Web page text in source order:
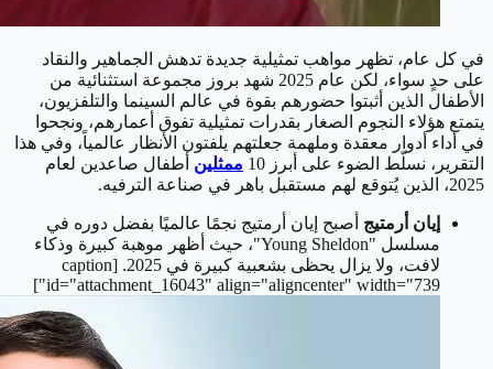
في كل عام، تظهر مواهب تمثيلية جديدة تدهش الجماهير والنقاد
على حدٍ سواء، لكن عام 2025 شهد بروز مجموعة استثنائية من
الأطفال الذين أثبتوا حضورهم بقوة في عالم السينما والتلفزيون،
يتمتع هؤلاء النجوم الصغار بقدرات تمثيلية تفوق أعمارهم، ونجحوا
في أداء أدوار معقدة وملهمة جعلتهم يلفتون الأنظار عالمياً، وفي هذا
التقرير، نسلّط الضوء على أبرز 10
ممثلين أطفال صاعدين لعام
2025، الذين يُتوقع لهم مستقبل باهر في صناعة الترفيه.
إيان أرمتيج أصبح إيان أرمتيج نجمًا عالميًا بفضل دوره في
مسلسل "Young Sheldon"، حيث أظهر موهبة كبيرة وذكاء
لافت، ولا يزال يحظى بشعبية كبيرة في 2025.
[caption
id="attachment_16043" align="aligncenter" width="739"]